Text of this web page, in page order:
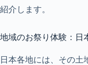
紹介します。
地域のお祭り体験：日
日本各地には、その